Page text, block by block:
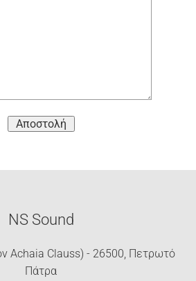
Αποστολή
NS Sound
Achaia Clauss) - 26500, Πετρωτό
Πάτρα